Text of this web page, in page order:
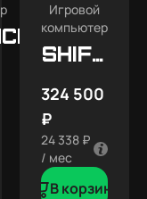
Игровой
компьютер
SHIFT
324 500
₽
24 338 ₽
/ мес
В корзину